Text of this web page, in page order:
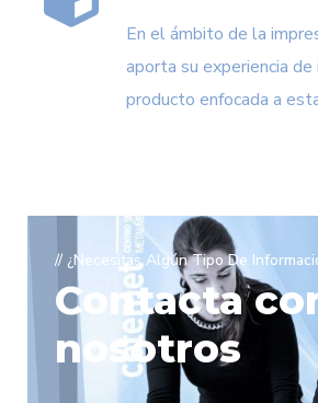
En el ámbito de la
aporta su experiencia de
producto enfocada a
// ¿Necesitas Algún Tipo De
Contacta
nosotros